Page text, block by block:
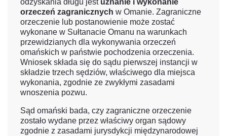
odzyskania długu jest uznanie i wykonanie
orzeczeń zagranicznych w Omanie. Zagraniczne
orzeczenie lub postanowienie może zostać
wykonane w Sułtanacie Omanu na warunkach
przewidzianych dla wykonywania orzeczeń
omańskich w państwie pochodzenia orzeczenia.
Wniosek składa się do sądu pierwszej instancji w
składzie trzech sędziów, właściwego dla miejsca
wykonania, zgodnie ze zwykłymi zasadami
wnoszenia pozwu.
Sąd omański bada, czy zagraniczne orzeczenie
zostało wydane przez właściwy organ sądowy
zgodnie z zasadami jurysdykcji międzynarodowej